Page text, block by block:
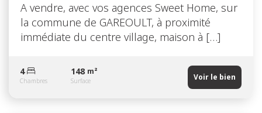
A vendre, avec vos agences Sweet Home, sur
la commune de GAREOULT, à proximité
immédiate du centre village, maison à […]
4
Chambres
148 m²
Surface Voir le bien